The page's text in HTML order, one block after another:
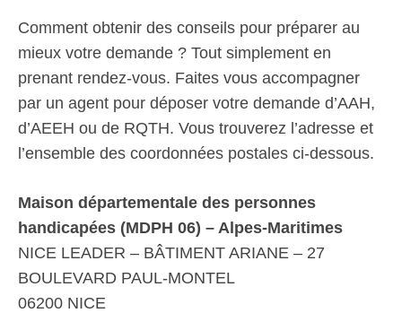
Comment obtenir des conseils pour préparer au
mieux votre demande ? Tout simplement en
prenant rendez-vous. Faites vous accompagner
par un agent pour déposer votre demande d’AAH,
d’AEEH ou de RQTH. Vous trouverez l’adresse et
l’ensemble des coordonnées postales ci-dessous.
Maison départementale des personnes
handicapées (MDPH 06) – Alpes-Maritimes
NICE LEADER – BÂTIMENT ARIANE – 27
BOULEVARD PAUL-MONTEL
06200 NICE